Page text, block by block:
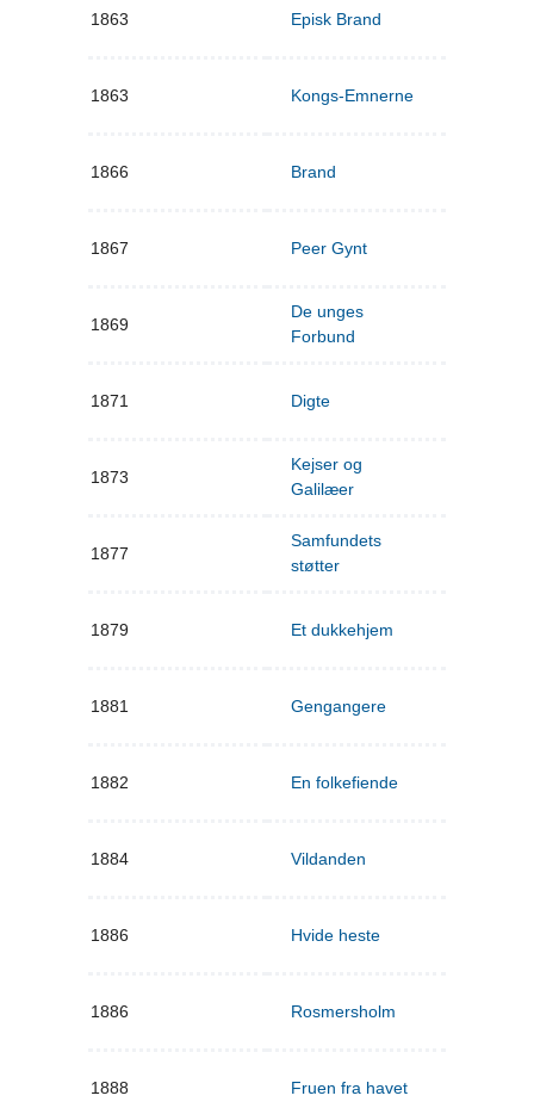
1863 Episk Brand
1863 Kongs-Emnerne
1866 Brand
1867 Peer Gynt
1869
De unges
Forbund
1871 Digte
1873
Kejser og
Galilæer
1877
Samfundets
støtter
1879 Et dukkehjem
1881 Gengangere
1882 En folkefiende
1884 Vildanden
1886 Hvide heste
1886 Rosmersholm
1888 Fruen fra havet